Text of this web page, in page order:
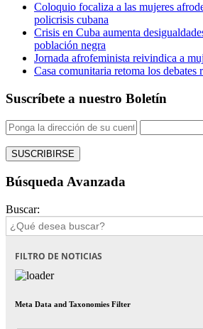
Coloquio focaliza a las mujeres
policrisis cubana
Crisis en Cuba aumenta
población negra
Jornada afrofeminista reivindica a
Casa comunitaria retoma los debates
Suscríbete a nuestro Boletín
Búsqueda Avanzada
Buscar:
FILTRO DE NOTICIAS
Meta Data and Taxonomies Filter